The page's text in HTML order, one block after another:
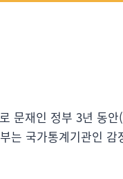
문재인 정부 3년 동
는 국가통계기관인